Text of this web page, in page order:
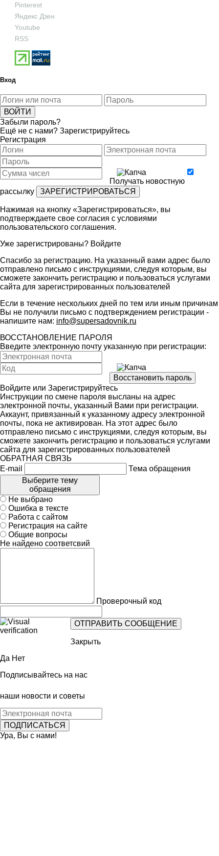
Pinterest
Яндекс Дзен
Youtube
RSS
Вход
Забыли пароль?
Ещё не с нами? Зарегистрируйтесь
Регистрация
Получать новостную
рассылку
Нажимая на кнопку «Зарегистрироваться», вы
подтверждаете свое согласия с условиями
пользовательского соглашения.
Уже зарегистрированы? Войдите
Спасибо за регистрацию. На указанный вами адрес было
отправлено письмо с инструкциями, следуя которым, вы
сможете закончить регистрацию и пользоваться услугами
сайта для зарегистрированных пользователей
Если в течение нескольких дней по тем или иным причинам
Вы не получили письмо с подтверждением регистрации -
напишите нам: info@supersadovnik.ru
ВОССТАНОВЛЕНИЕ ПАРОЛЯ
Введите электронную почту указанную при регистрации:
Войдите или Зарегистрируйтесь
Инструкции по смене пароля высланы на адрес
электронной почты, указанный Вами при регистрации.
Аккаунт, привязанный к указанному адресу электронной
почты, пока не активирован. На этот адрес было
отправлено письмо с инструкциями, следуя которым, вы
сможете закончить регистрацию и пользоваться услугами
сайта для зарегистрированных пользователей
ОБРАТНАЯ СВЯЗЬ
E-mail
Тема обращения
Выберите тему
обращения
Не выбрано
Ошибка в тексте
Работа с сайтом
Регистрация на сайте
Общие вопросы
Не найдено соответсвий
Проверочный код
Закрыть
Да Нет
Подписывайтесь на нас
наши новости и советы
Ура, Вы с нами!